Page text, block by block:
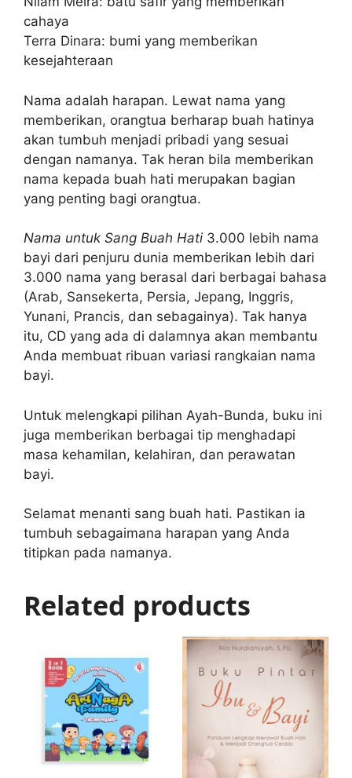
cahaya
Terra Dinara: bumi yang memberikan
kesejahteraan
Nama adalah harapan. Lewat nama yang
memberikan, orangtua berharap buah hatinya
akan tumbuh menjadi pribadi yang sesuai
dengan namanya. Tak heran bila memberikan
nama kepada buah hati merupakan bagian
yang penting bagi orangtua.
Nama untuk Sang Buah Hati 3.000 lebih nama
bayi dari penjuru dunia memberikan lebih dari
3.000 nama yang berasal dari berbagai bahasa
(Arab, Sansekerta, Persia, Jepang, Inggris,
Yunani, Prancis, dan sebagainya). Tak hanya
itu, CD yang ada di dalamnya akan membantu
Anda membuat ribuan variasi rangkaian nama
bayi.
Untuk melengkapi pilihan Ayah-Bunda, buku ini
juga memberikan berbagai tip menghadapi
masa kehamilan, kelahiran, dan perawatan
bayi.
Selamat menanti sang buah hati. Pastikan ia
tumbuh sebagaimana harapan yang Anda
titipkan pada namanya.
Related products